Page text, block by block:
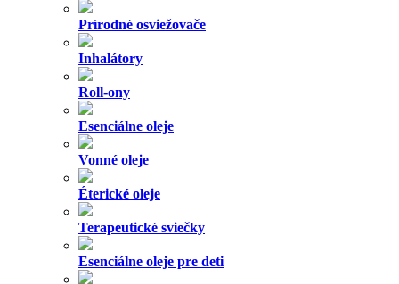
Prírodné osviežovače
Inhalátory
Roll-ony
Esenciálne oleje
Vonné oleje
Éterické oleje
Terapeutické sviečky
Esenciálne oleje pre deti